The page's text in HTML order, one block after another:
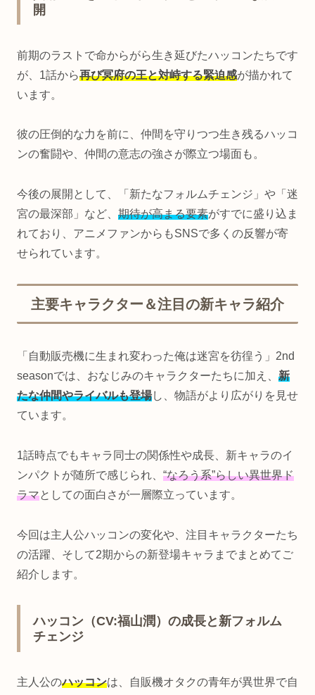
開
前期のラストで命からがら生き延びたハッコンたちです
が、1話から再び冥府の王と対峙する緊迫感が描かれて
います。
彼の圧倒的な力を前に、仲間を守りつつ生き残るハッコ
ンの奮闘や、仲間の意志の強さが際立つ場面も。
今後の展開として、「新たなフォルムチェンジ」や「迷
宮の最深部」など、 期待が高まる要素がすでに盛り込ま
れており、アニメファンからもSNSで多くの反響が寄
せられています。
主要キャラクター＆注目の新キャラ紹介
「自動販売機に生まれ変わった俺は迷宮を彷徨う」2nd
seasonでは、おなじみのキャラクターたちに加え、 新
たな仲間やライバルも登場し、物語がより広がりを見せ
ています。
1話時点でもキャラ同士の関係性や成長、新キャラのイ
ンパクトが随所で感じられ、 “なろう系”らしい異世界ド
ラマとしての面白さが一層際立っています。
今回は主人公ハッコンの変化や、注目キャラクターたち
の活躍、そして2期からの新登場キャラまでまとめてご
紹介します。
ハッコン（CV:福山潤）の成長と新フォルム
チェンジ
主人公のハッコンは、自販機オタクの青年が異世界で自